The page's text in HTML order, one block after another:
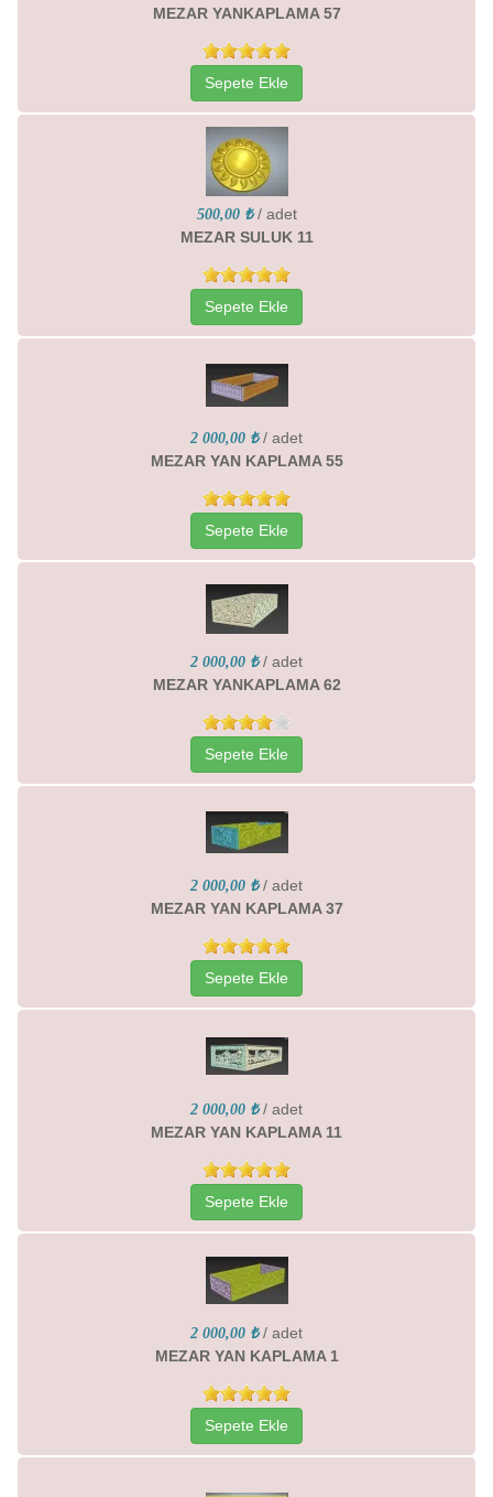
MEZAR YANKAPLAMA 57
Sepete Ekle
500,00 ₺ / adet
MEZAR SULUK 11
Sepete Ekle
2 000,00 ₺ / adet
MEZAR YAN KAPLAMA 55
Sepete Ekle
2 000,00 ₺ / adet
MEZAR YANKAPLAMA 62
Sepete Ekle
2 000,00 ₺ / adet
MEZAR YAN KAPLAMA 37
Sepete Ekle
2 000,00 ₺ / adet
MEZAR YAN KAPLAMA 11
Sepete Ekle
2 000,00 ₺ / adet
MEZAR YAN KAPLAMA 1
Sepete Ekle